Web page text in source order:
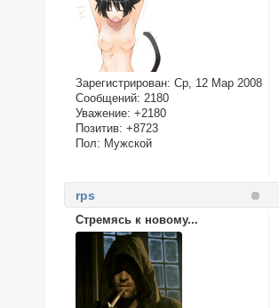
Зарегистрирован: Ср, 12 Мар 2008
Сообщений: 2180
Уважение: +2180
Позитив: +8723
Пол: Мужской
rps
Стремясь к новому...